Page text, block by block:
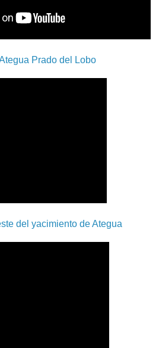
Prado del Lobo
del yacimiento de Ategua